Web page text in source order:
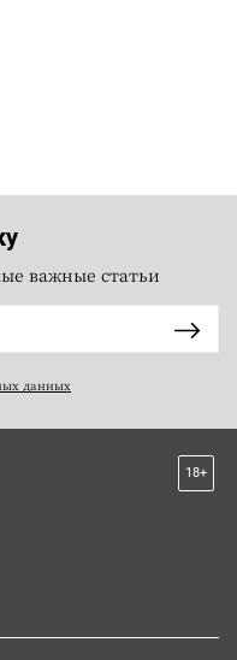
важные статьи
данных
18+